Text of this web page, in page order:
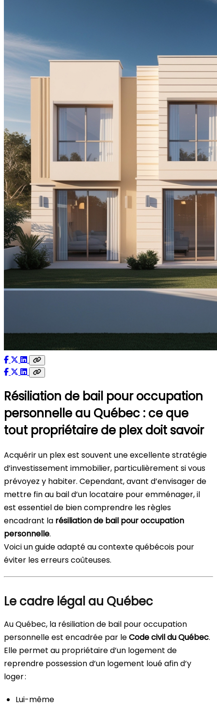
Résiliation de bail pour occupation
personnelle au Québec : ce que
tout propriétaire de plex doit savoir
Acquérir un plex est souvent une excellente stratégie
d’investissement immobilier, particulièrement si vous
prévoyez y habiter. Cependant, avant d’envisager de
mettre fin au bail d’un locataire pour emménager, il
est essentiel de bien comprendre les règles
encadrant la résiliation de bail pour occupation
personnelle.
Voici un guide adapté au contexte québécois pour
éviter les erreurs coûteuses.
Le cadre légal au Québec
Au Québec, la résiliation de bail pour occupation
personnelle est encadrée par leCode civil du Québec.
Elle permet au propriétaire d’un logement de
reprendre possession d’un logement loué afin d’y
loger :
Lui-même